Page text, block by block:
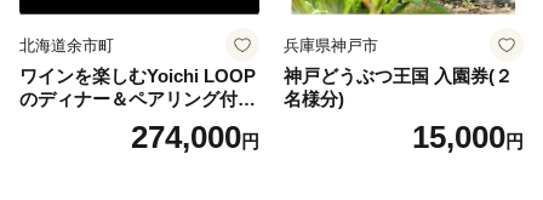
北海道余市町
ワインを楽しむYoichi LOOP
のディナー＆ペアリング付宿
泊プラン＜デラックスツイン
274,000円
兵庫県神戸市
神戸どうぶつ王国 入園券(２
名様分)
15,000円